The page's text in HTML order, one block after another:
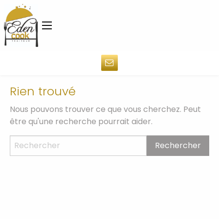
Rien trouvé
Nous pouvons trouver ce que vous cherchez. Peut
être qu'une recherche pourrait aider.